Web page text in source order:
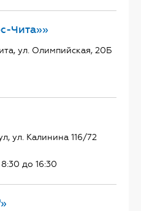
Чита»»
ул. Олимпийская, 20Б
ул. Калинина 116/72
до 16:30